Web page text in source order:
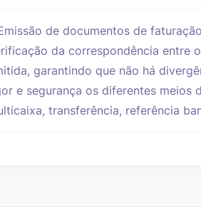
de documentos de
da correspondência entre
garantindo que não há
e segurança os diferentes meios
transferência, referência